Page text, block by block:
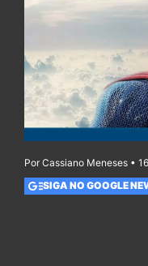
Por Cassiano Meneses •
SIGA NO GOOGLE